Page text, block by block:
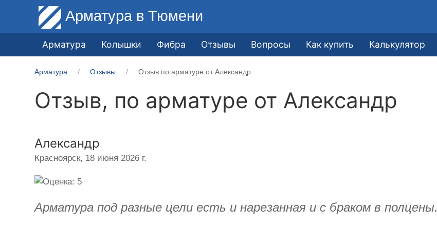
Арматура в Тюмени
Арматура Колышки Фибра Отзывы Вопросы Как купить Калькулятор
Арматура Отзывы Отзыв по арматуре от Александр
Отзыв, по арматуре от Александр
Александр
Красноярск, 18 июня 2026 г.
Арматура под разные цели есть и нарезанная и с браком в полцены.